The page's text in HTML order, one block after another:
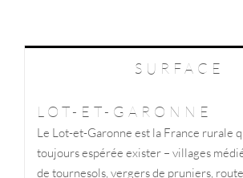
SURFACE
LOT-ET-GARONNE
Le Lot-et-Garonne est la France rurale
toujours espérée exister – villages
de tournesols, vergers de pruniers,